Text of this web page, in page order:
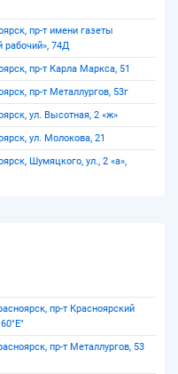
пр-т имени газеты
рабочий», 74Д
пр-т Карла Маркса, 51
пр-т Металлургов, 53г
ул. Высотная, 2 «ж»
ул. Молокова, 21
Шумяцкого, ул., 2 «а»,
пр-т Красноярский
пр-т Металлургов, 53